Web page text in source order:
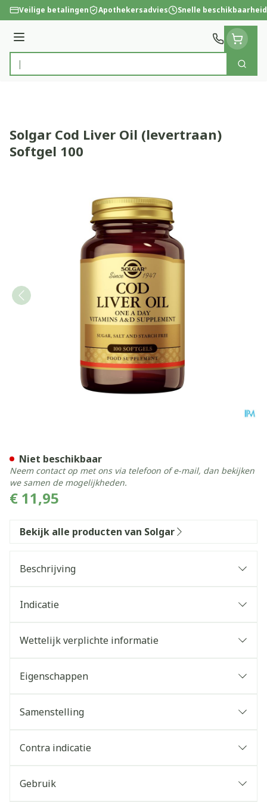
Ga naar de inhoud
Veilige betalingen Apothekersadvies Snelle beschikbaarheid
Menu
Product, merk, categorie...
Zoek
Solgar Cod Liver Oil (levertraan)
Softgel 100
€ 11,95
Niet beschikbaar
Neem contact op met ons via telefoon of e-mail, dan bekijken
we samen de mogelijkheden.
Bekijk alle producten van Solgar
Beschrijving
Indicatie
Wettelijk verplichte informatie
Eigenschappen
Samenstelling
Contra indicatie
Gebruik